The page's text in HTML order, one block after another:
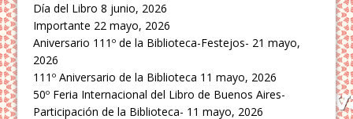
Día del Libro 8 junio, 2026
Importante 22 mayo, 2026
Aniversario 111º de la Biblioteca-Festejos- 21 mayo,
2026
111º Aniversario de la Biblioteca 11 mayo, 2026
50º Feria Internacional del Libro de Buenos Aires-
Participación de la Biblioteca- 11 mayo, 2026